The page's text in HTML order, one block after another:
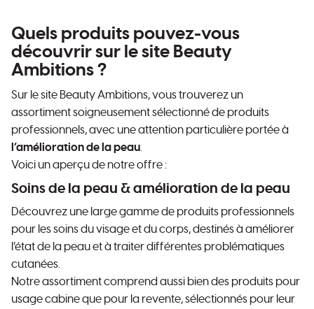
Quels produits pouvez-vous
découvrir sur le site Beauty
Ambitions ?
Sur le site Beauty Ambitions, vous trouverez un
assortiment soigneusement sélectionné de produits
professionnels, avec une attention particulière portée à
l’amélioration de la peau
Voici un aperçu de notre offre :
Soins de la peau & amélioration de la peau
Découvrez une large gamme de produits professionnels
pour les soins du visage et du corps, destinés à améliorer
l’état de la peau et à traiter différentes problématiques
cutanées.
Notre assortiment comprend aussi bien des produits pour
usage cabine que pour la revente, sélectionnés pour leur